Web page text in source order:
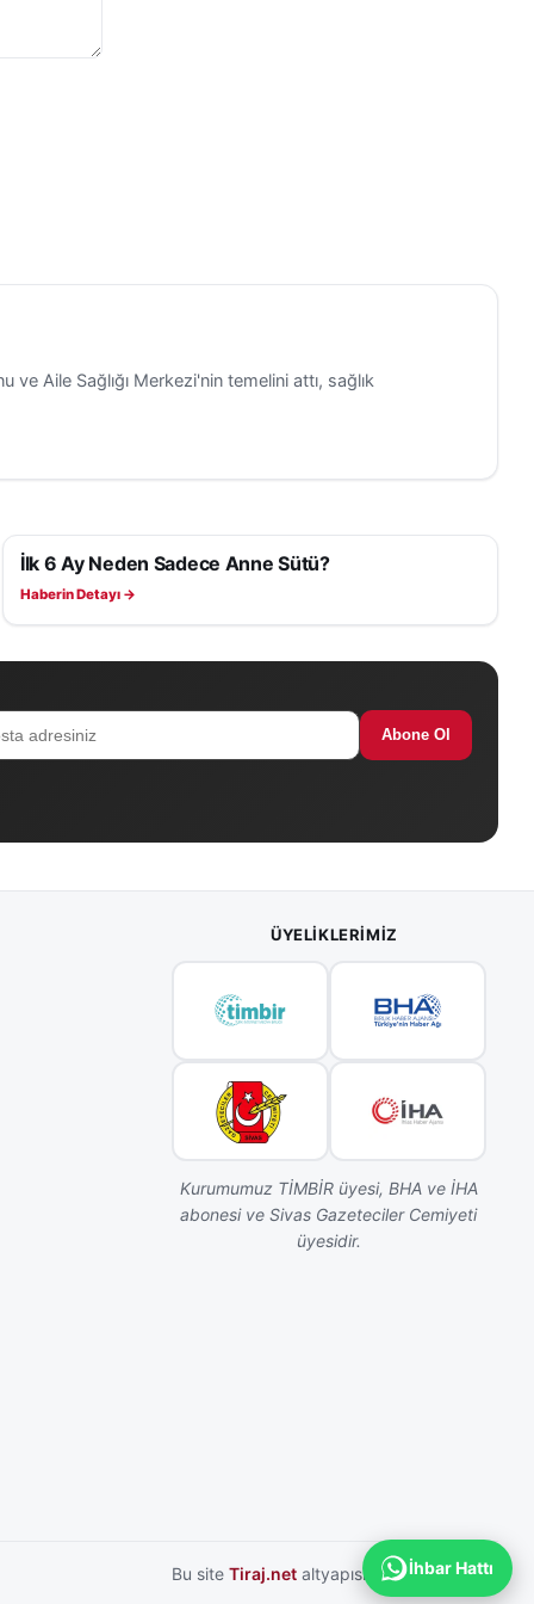
Aile Sağlığı Merkezi'nin temelini attı, sağlık
SAĞLIK
İlk 6 Ay Neden Sadece Anne Sütü?
Haberin Detayı →
Abone Ol
ÜYELIKLERIMIZ
Kurumumuz TİMBİR üyesi, BHA ve İHA
abonesi ve Sivas Gazeteciler Cemiyeti
üyesidir.
Bu site Tiraj.net altyapısı ile hazırlanmıştır.
İhbar Hattı